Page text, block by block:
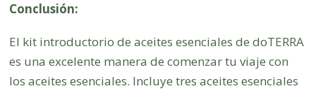
Conclusión:
El kit introductorio de aceites esenciales de doTERRA
es una excelente manera de comenzar tu viaje con
los aceites esenciales. Incluye tres aceites esenciales